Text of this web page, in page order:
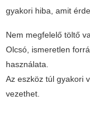
gyakori hiba, amit
Nem megfelelő töltő
Olcsó, ismeretlen
használata.
Az eszköz túl gyakori
vezethet.